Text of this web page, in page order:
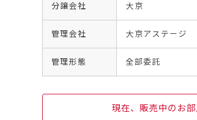
分譲会社 大京
管理会社 大京アステージ
管理形態 全部委託
現在、販売中のお